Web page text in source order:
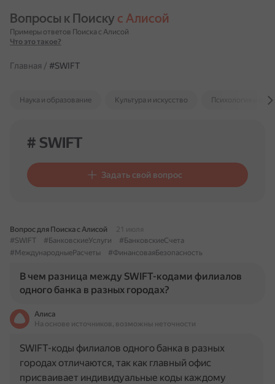
Вопросы к Поиску с Алисой
Примеры ответов Поиска с Алисой
Что это такое?
Главная / #SWIFT
Наука и образование Культура и искусство Психология и
# SWIFT
Задать свой вопрос
Вопрос для Поиска с Алисой
21 июля
#SWIFT
#БанковскиеУслуги
#БанковскиеСчета
#МеждународныеРасчеты
#ФинансоваяБезопасность
В чем разница между SWIFT-кодами филиалов
одного банка в разных городах?
Алиса
На основе источников, возможны неточности
SWIFT-коды филиалов одного банка в разных
городах отличаются, так как главный офис
присваивает индивидуальные коды каждому